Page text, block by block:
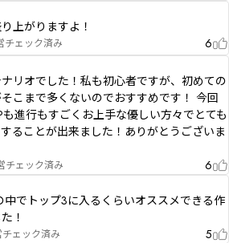
上がりますよ！
チェック済み
6
リオでした！私も初心者ですが、初めての
こまで多くないのでおすすめです！ 今回
も進行もすごくお上手な優しい方々でとても
ることが出来ました！ありがとうございま
チェック済み
6
でトップ3に入るくらいオススメできる作
！
ェック済み
5